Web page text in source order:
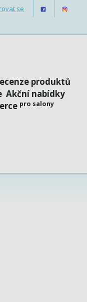
se
produktů
Akční nabídky
pro salony